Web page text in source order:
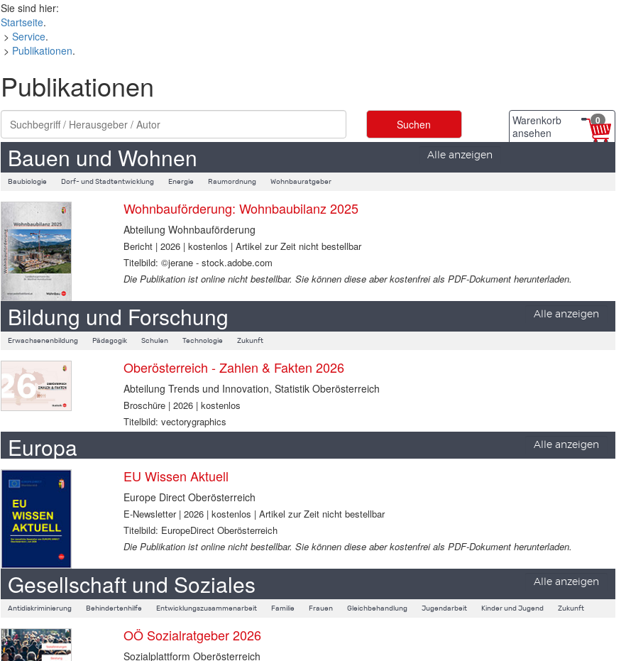
Sie sind hier:
Startseite.
> Service.
> Publikationen.
Publikationen
Warenkorb
ansehen
0
Bauen und Wohnen Alle anzeigen
Baubiologie Dorf- und Stadtentwicklung Energie Raumordnung Wohnbauratgeber
Wohnbauförderung: Wohnbaubilanz 2025
Abteilung Wohnbauförderung
Bericht | 2026 | kostenlos | Artikel zur Zeit nicht bestellbar
Titelbild: ©jerane - stock.adobe.com
Die Publikation ist online nicht bestellbar. Sie können diese aber kostenfrei als PDF-Dokument herunterladen.
Bildung und Forschung Alle anzeigen
Erwachsenenbildung Pädagogik Schulen Technologie Zukunft
Oberösterreich - Zahlen & Fakten 2026
Abteilung Trends und Innovation, Statistik Oberösterreich
Broschüre | 2026 | kostenlos
Titelbild: vectorygraphics
Europa Alle anzeigen
EU Wissen Aktuell
Europe Direct Oberösterreich
E-Newsletter | 2026 | kostenlos | Artikel zur Zeit nicht bestellbar
Titelbild: EuropeDirect Oberösterreich
Die Publikation ist online nicht bestellbar. Sie können diese aber kostenfrei als PDF-Dokument herunterladen.
Gesellschaft und Soziales Alle anzeigen
Antidiskriminierung Behindertenhilfe Entwicklungszusammenarbeit Familie Frauen Gleichbehandlung Jugendarbeit Kinder und Jugend Zukunft
OÖ Sozialratgeber 2026
Sozialplattform Oberösterreich